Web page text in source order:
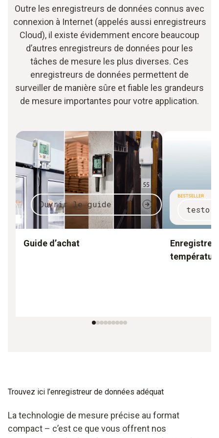
Outre les enregistreurs de données connus avec
connexion à Internet (appelés aussi enregistreurs
Cloud), il existe évidemment encore beaucoup
d’autres enregistreurs de données pour les
tâches de mesure les plus diverses. Ces
enregistreurs de données permettent de
surveiller de manière sûre et fiable les grandeurs
de mesure importantes pour votre application.
Ouvrir le guide
Guide d’achat
BESTSELLER
testo
Trouvez ici l’enregistreur de données adéquat
La technologie de mesure précise au format
compact – c’est ce que vous offrent nos